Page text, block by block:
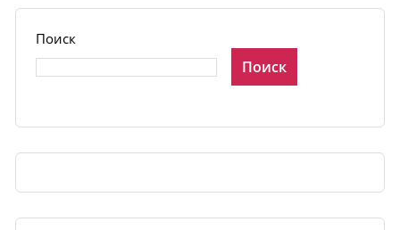
Поиск
Поиск